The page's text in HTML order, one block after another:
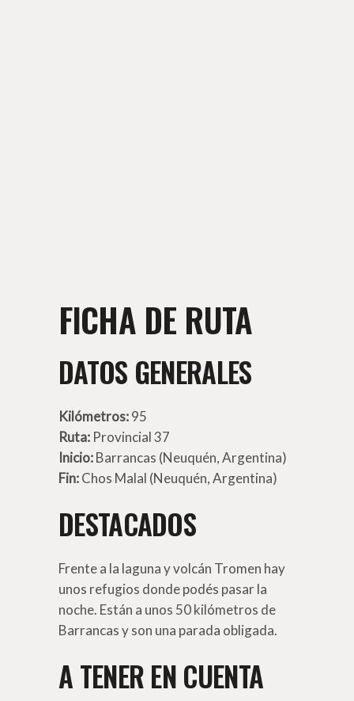
FICHA DE RUTA
DATOS GENERALES
Kilómetros:95
Ruta: Provincial 37
Inicio:Barrancas (Neuquén, Argentina)
Fin:Chos Malal (Neuquén, Argentina)
DESTACADOS
Frente a la laguna y volcán Tromen hay
unos refugios donde podés pasar la
noche. Están a unos 50 kilómetros de
Barrancas y son una parada obligada.
A TENER EN CUENTA